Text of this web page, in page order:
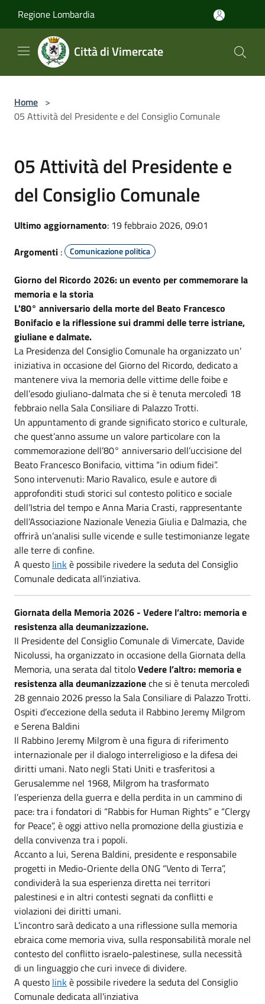
Regione Lombardia
Città di Vimercate
Home >
05 Attività del Presidente e del Consiglio Comunale
05 Attività del Presidente e
del Consiglio Comunale
Ultimo aggiornamento: 19 febbraio 2026, 09:01
Argomenti : Comunicazione politica
Giorno del Ricordo 2026: un evento per commemorare la
memoria e la storia
L'80° anniversario della morte del Beato Francesco
Bonifacio e la riflessione sui drammi delle terre istriane,
giuliane e dalmate.
La Presidenza del Consiglio Comunale ha organizzato un’
iniziativa in occasione del Giorno del Ricordo, dedicato a
mantenere viva la memoria delle vittime delle foibe e
dell’esodo giuliano-dalmata che si è tenuta mercoledì 18
febbraio nella Sala Consiliare di Palazzo Trotti.
Un appuntamento di grande significato storico e culturale,
che quest’anno assume un valore particolare con la
commemorazione dell’80° anniversario dell’uccisione del
Beato Francesco Bonifacio, vittima “in odium fidei”.
Sono intervenuti: Mario Ravalico, esule e autore di
approfonditi studi storici sul contesto politico e sociale
dell’Istria del tempo e Anna Maria Crasti, rappresentante
dell’Associazione Nazionale Venezia Giulia e Dalmazia, che
offrirà un’analisi sulle vicende e sulle testimonianze legate
alle terre di confine.
A questo linkè possibile rivedere la seduta del Consiglio
Comunale dedicata all'inziativa.
Giornata della Memoria 2026 - Vedere l’altro: memoria e
resistenza alla deumanizzazione.
Il Presidente del Consiglio Comunale di Vimercate, Davide
Nicolussi, ha organizzato in occasione della Giornata della
Memoria, una serata dal titoloVedere l’altro: memoria e
resistenza alla deumanizzazioneche si è tenuta mercoledì
28 gennaio 2026 presso la Sala Consiliare di Palazzo Trotti.
Ospiti d’eccezione della seduta il Rabbino Jeremy Milgrom
e Serena Baldini
Il Rabbino Jeremy Milgrom è una figura di riferimento
internazionale per il dialogo interreligioso e la difesa dei
diritti umani. Nato negli Stati Uniti e trasferitosi a
Gerusalemme nel 1968, Milgrom ha trasformato
l’esperienza della guerra e della perdita in un cammino di
pace: tra i fondatori di “Rabbis for Human Rights” e “Clergy
for Peace”, è oggi attivo nella promozione della giustizia e
della convivenza tra i popoli.
Accanto a lui, Serena Baldini, presidente e responsabile
progetti in Medio-Oriente della ONG “Vento di Terra”,
condividerà la sua esperienza diretta nei territori
palestinesi e in altri contesti segnati da conflitti e
violazioni dei diritti umani.
L'incontro sarà dedicato a una riflessione sulla memoria
ebraica come memoria viva, sulla responsabilità morale nel
contesto del conflitto israelo-palestinese, sulla necessità
di un linguaggio che curi invece di dividere.
A questo linkè possibile rivedere la seduta del Consiglio
Comunale dedicata all'inziativa